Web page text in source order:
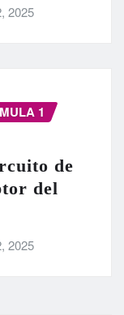
2025
1
de
del
2025